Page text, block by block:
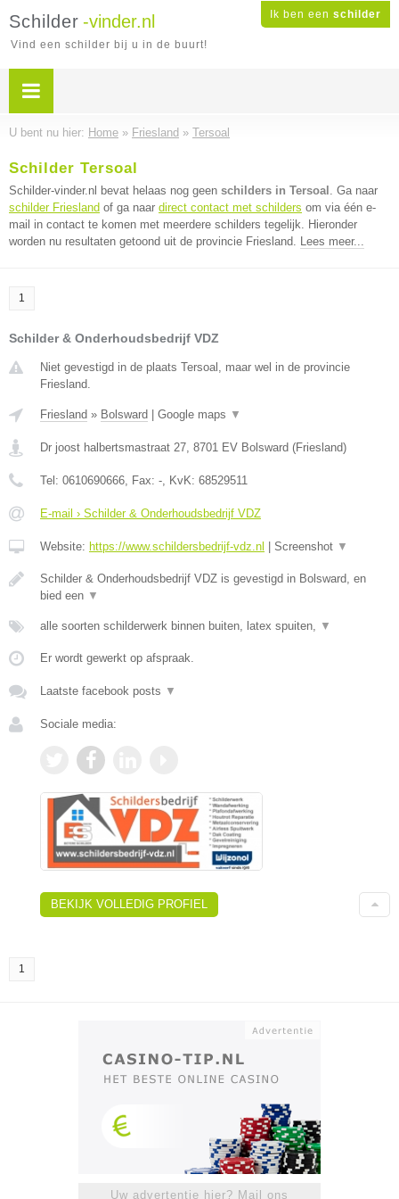
Ik ben een schilder
Schilder -vinder.nl
Vind een schilder bij u in de buurt!
U bent nu hier: Home » Friesland » Tersoal
Schilder Tersoal
Schilder-vinder.nl bevat helaas nog geen schilders in Tersoal . Ga naar
schilder Friesland of ga naar direct contact met schilders om via één e-
mail in contact te komen met meerdere schilders tegelijk. Hieronder
worden nu resultaten getoond uit de provincie Friesland. Lees meer...
1
Schilder & Onderhoudsbedrijf VDZ
Niet gevestigd in de plaats Tersoal, maar wel in de provincie
Friesland.
Friesland » Bolsward Google maps ▼
Dr joost halbertsmastraat 27, 8701 EV Bolsward (Friesland)
Tel: 0610690666, Fax: -, KvK: 68529511
E-mail › Schilder & Onderhoudsbedrijf VDZ
Website: https://www.schildersbedrijf-vdz.nl Screenshot ▼
Schilder & Onderhoudsbedrijf VDZ is gevestigd in Bolsward, en
bied een ▼
alle soorten schilderwerk binnen buiten, latex spuiten, ▼
Er wordt gewerkt op afspraak.
Laatste facebook posts ▼
Sociale media:
BEKIJK VOLLEDIG PROFIEL
1
Uw advertentie hier? Mail ons